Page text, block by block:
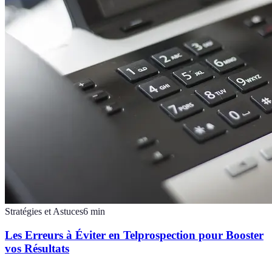
Stratégies et Astuces6 min
Les Erreurs à Éviter en Telprospection pour Booster
vos Résultats